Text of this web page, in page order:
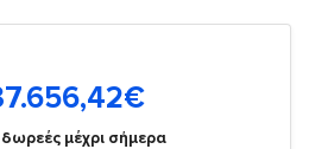
€
δωρεές μέχρι σήμερα